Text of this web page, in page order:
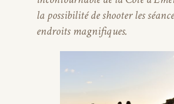
la possibilité de shooter les
endroits magnifiques.